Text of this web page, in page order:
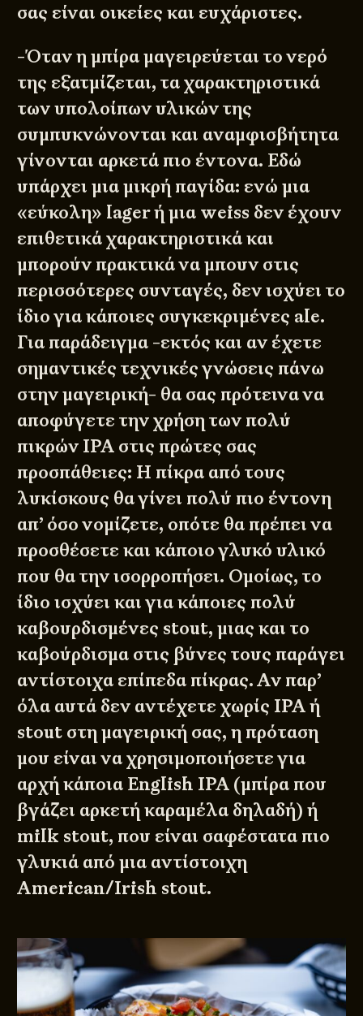
σας είναι οικείες και ευχάριστες.
-Όταν η μπίρα μαγειρεύεται το νερό
της εξατμίζεται, τα χαρακτηριστικά
των υπολοίπων υλικών της
συμπυκνώνονται και αναμφισβήτητα
γίνονται αρκετά πιο έντονα. Εδώ
υπάρχει μια μικρή παγίδα: ενώ μια
«εύκολη» lager ή μια weiss δεν έχουν
επιθετικά χαρακτηριστικά και
μπορούν πρακτικά να μπουν στις
περισσότερες συνταγές, δεν ισχύει το
ίδιο για κάποιες συγκεκριμένες ale.
Για παράδειγμα -εκτός και αν έχετε
σημαντικές τεχνικές γνώσεις πάνω
στην μαγειρική- θα σας πρότεινα να
αποφύγετε την χρήση των πολύ
πικρών IPA στις πρώτες σας
προσπάθειες: Η πίκρα από τους
λυκίσκους θα γίνει πολύ πιο έντονη
απ’ όσο νομίζετε, οπότε θα πρέπει να
προσθέσετε και κάποιο γλυκό υλικό
που θα την ισορροπήσει. Ομοίως, το
ίδιο ισχύει και για κάποιες πολύ
καβουρδισμένες stout, μιας και το
καβούρδισμα στις βύνες τους παράγει
αντίστοιχα επίπεδα πίκρας. Αν παρ’
όλα αυτά δεν αντέχετε χωρίς IPA ή
stout στη μαγειρική σας, η πρόταση
μου είναι να χρησιμοποιήσετε για
αρχή κάποια English IPA (μπίρα που
βγάζει αρκετή καραμέλα δηλαδή) ή
milk stout, που είναι σαφέστατα πιο
γλυκιά από μια αντίστοιχη
American/Irish stout.